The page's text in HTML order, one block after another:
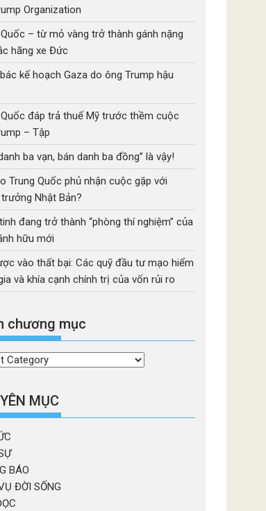
Organization
– từ mỏ vàng trở thành gánh nặng
hãng xe Đức
kế hoạch Gaza do ông Trump hậu
đáp trả thuế Mỹ trước thềm cuộc
– Tập
ba vạn, bán danh ba đồng” là vậy!
Trung Quốc phủ nhận cuộc gặp với
Nhật Bản?
đang trở thành “phòng thí nghiệm” của
hữu mới
vào thất bại: Các quỹ đầu tư mạo hiểm
và khía cạnh chính trị của vốn rủi ro
chương mục
MỤC
BÁO
ĐỜI SỐNG